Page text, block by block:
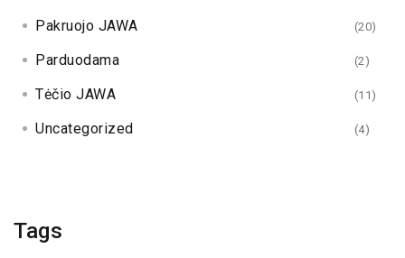
Pakruojo JAWA (20)
Parduodama (2)
Tėčio JAWA (11)
Uncategorized (4)
Tags